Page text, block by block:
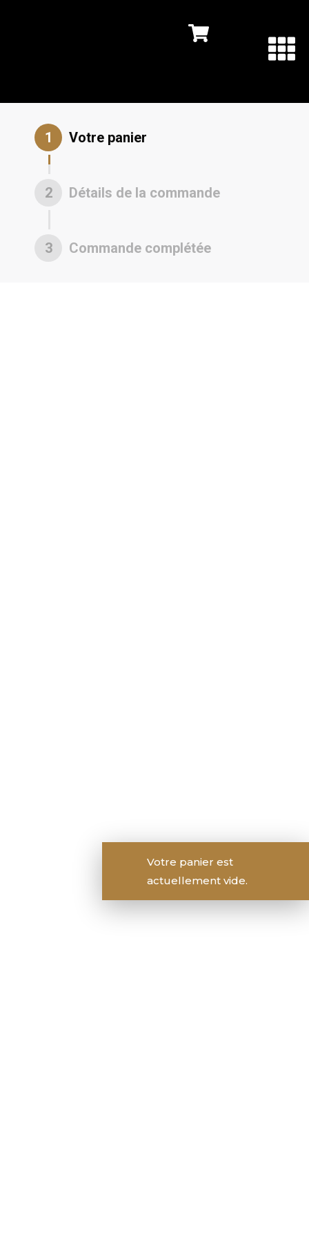
Votre panier
1
Détails de la commande
2
Commande complétée
3
Votre panier est
actuellement vide.